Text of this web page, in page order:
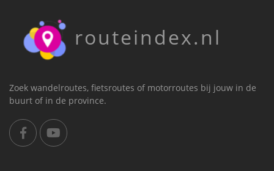
routeindex.nl
Zoek wandelroutes, fietsroutes of motorroutes bij jouw in de
buurt of in de province.